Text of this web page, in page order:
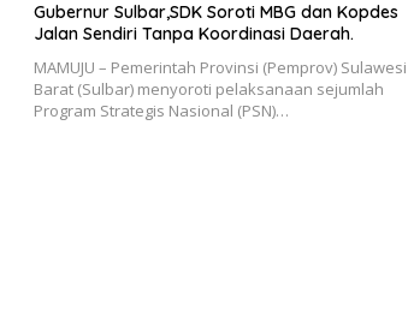
Gubernur Sulbar,SDK Soroti MBG dan Kopdes
Jalan Sendiri Tanpa Koordinasi Daerah.
MAMUJU – Pemerintah Provinsi (Pemprov) Sulawesi
Barat (Sulbar) menyoroti pelaksanaan sejumlah
Program Strategis Nasional (PSN)…